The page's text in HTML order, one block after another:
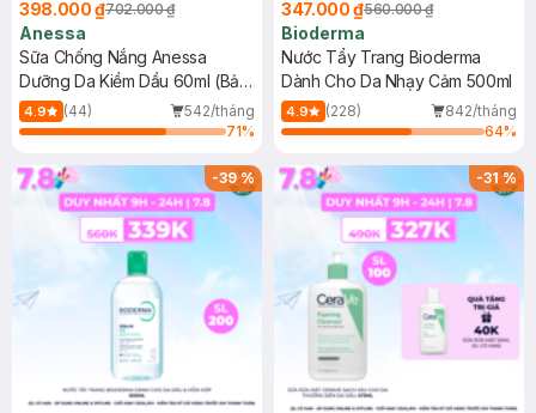
398.000 ₫702.000 ₫
Anessa
Sữa Chống Nắng Anessa
Dưỡng Da Kiềm Dầu 60ml (Bản
Mới)
4.9 (44)
542/tháng
71%
347.000 ₫560.000 ₫
Bioderma
Nước Tẩy Trang Bioderma
Dành Cho Da Nhạy Cảm 500ml
4.9 (228)
842/tháng
64%
-39% -31%